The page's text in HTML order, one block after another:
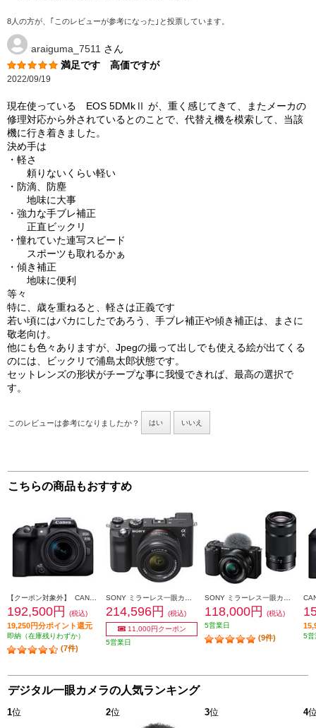
8人の方が、｢このレビューが参考になった｣と投票しています。
araiguma_7511 さん
満足です 高価ですが
2022/09/19
現在使っている EOS 5DMkⅡ が、重く感じてきて、またメーカの
修理対応から外されているとのことで、代替え機を模索して、当該
機に行き着きました。
決め手は
・軽さ
頼りないくらい軽い
・防滴、防塵
地味に大事
・強力な手ブレ補正
正直ビックリ
・憧れていた連写スピード
スポーツも取れるかぁ
・傾き補正
地味に便利
等々
特に、歳を重ねると、軽さは正義です
若い頃にはバカにしたであろう、手ブレ補正や傾き補正は、まさに
敬老向け。
他にも色々ありますが、Jpegの撮って出しでも使える絵が出てくる
のには、ビックリで浦島太郎状態です。
セットレンズの形状がチープな事に我慢できれば、最高の選択で
す。
このレビューは参考になりましたか？ はい いいえ
こちらの商品もおすすめ
192,500円 (税込)
19,250円分ポイント還元
即納（在庫残りわずか）
(7件)
214,596円
(税込)
11,000円クーポン
5営業日
118,000円
(税込)
5営業日
(9件) 5営
デジタル一眼カメラの人気ランキング
1位 2位 3位 4